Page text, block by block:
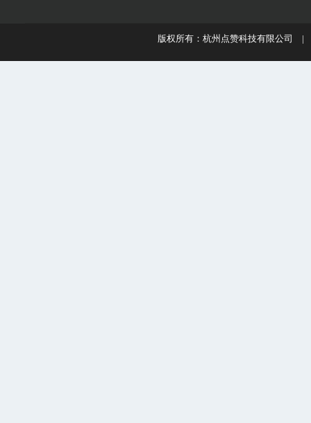
版权所有：杭州点赞科技有限公司